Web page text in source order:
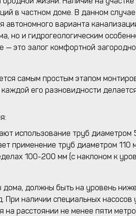
в частном доме. В данном
автономного варианта
но и гидрогеологическим
— это залог комфортной
самым простым этапом
его разновидности
использование труб диаметром
применение труб диаметром 110
100-200 мм (с наклоном к
должны быть на уровень
При наличии специальных
расстоянии не менее пяти